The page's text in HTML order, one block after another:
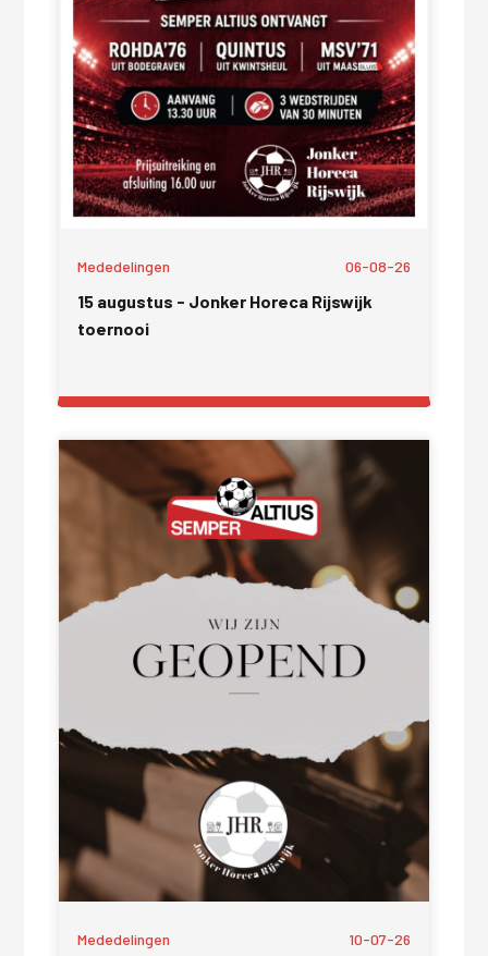
Mededelingen 06-08-26
15 augustus - Jonker Horeca Rijswijk
toernooi
Mededelingen 10-07-26